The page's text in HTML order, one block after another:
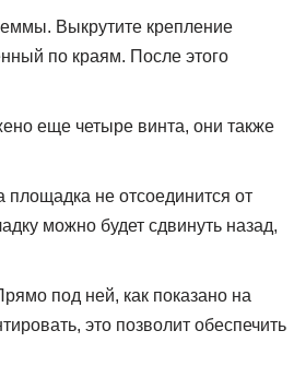
Выкрутите крепление
по краям. После этого
еще четыре винта, они также
площадка не отсоединится от
можно будет сдвинуть назад,
под ней, как показано на
это позволит обеспечить